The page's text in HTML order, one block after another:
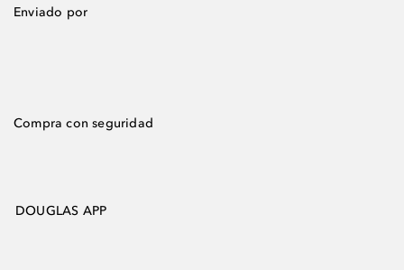
Enviado por
Compra con seguridad
DOUGLAS APP